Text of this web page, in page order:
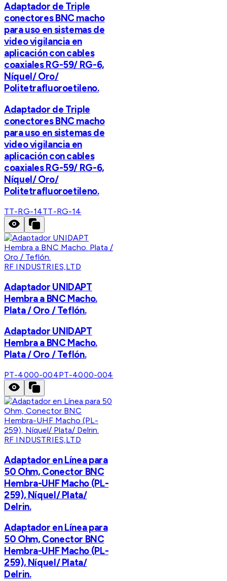
Adaptador de Triple
conectores BNC macho
para uso en sistemas de
video vigilancia en
aplicación con cables
coaxiales RG-59/ RG-6,
Níquel/ Oro/
Politetrafluoroetileno.
Adaptador de Triple
conectores BNC macho
para uso en sistemas de
video vigilancia en
aplicación con cables
coaxiales RG-59/ RG-6,
Níquel/ Oro/
Politetrafluoroetileno.
TT-RG-14TT-RG-14
RF INDUSTRIES,LTD
Adaptador UNIDAPT
Hembra a BNC Macho.
Plata / Oro / Teflón.
Adaptador UNIDAPT
Hembra a BNC Macho.
Plata / Oro / Teflón.
PT-4000-004PT-4000-004
RF INDUSTRIES,LTD
Adaptador en Línea para
50 Ohm, Conector BNC
Hembra-UHF Macho (PL-
259), Níquel/ Plata/
Delrin.
Adaptador en Línea para
50 Ohm, Conector BNC
Hembra-UHF Macho (PL-
259), Níquel/ Plata/
Delrin.